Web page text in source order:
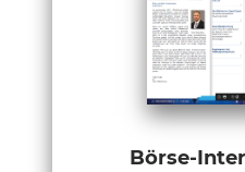
Börse-